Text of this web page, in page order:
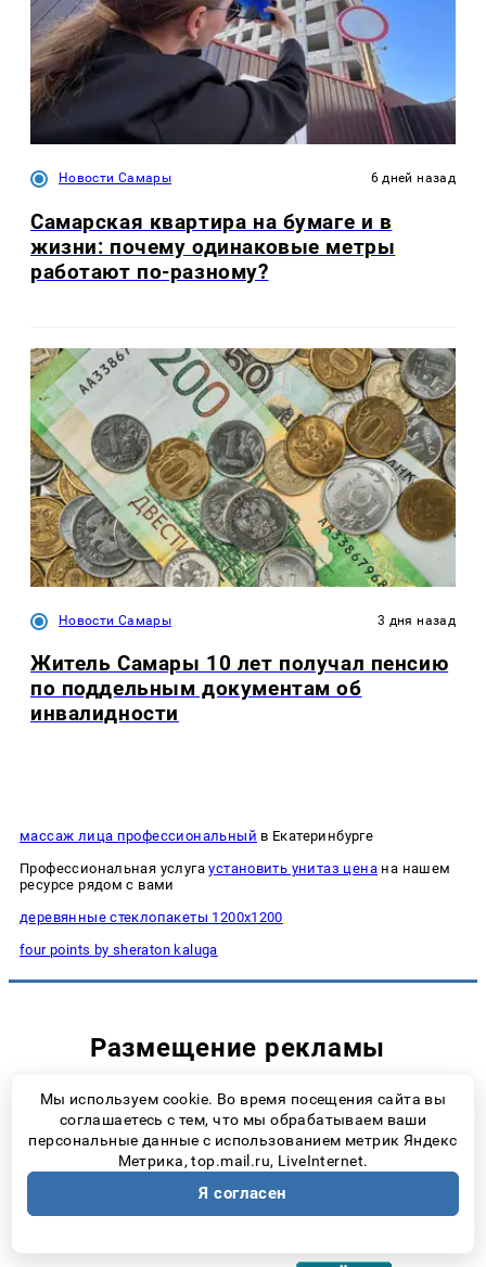
Новости Самары 6 дней назад
Самарская квартира на бумаге и в
жизни: почему одинаковые метры
работают по-разному?
Новости Самары 3 дня назад
Житель Самары 10 лет получал пенсию
по поддельным документам об
инвалидности
массаж лица профессиональный в Екатеринбурге
Профессиональная услугаустановить унитаз ценана нашем
ресурсе рядом с вами
деревянные стеклопакеты 1200х1200
four points by sheraton kaluga
Размещение рекламы
8 (927) 018-49-24
sales@progorodsamara.ru
Мы используем cookie. Во время посещения сайта вы
соглашаетесь с тем, что мы обрабатываем ваши
персональные данные с использованием метрик Яндекс
Метрика, top.mail.ru, LiveInternet.
Я согласен